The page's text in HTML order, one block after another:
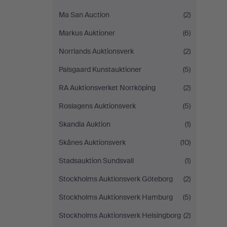
Ma San Auction
(2)
Markus Auktioner
(6)
Norrlands Auktionsverk
(2)
Palsgaard Kunstauktioner
(5)
RA Auktionsverket Norrköping
(2)
Roslagens Auktionsverk
(5)
Skandia Auktion
(1)
Skånes Auktionsverk
(10)
Stadsauktion Sundsvall
(1)
Stockholms Auktionsverk Göteborg
(2)
Stockholms Auktionsverk Hamburg
(5)
Stockholms Auktionsverk Helsingborg (2)